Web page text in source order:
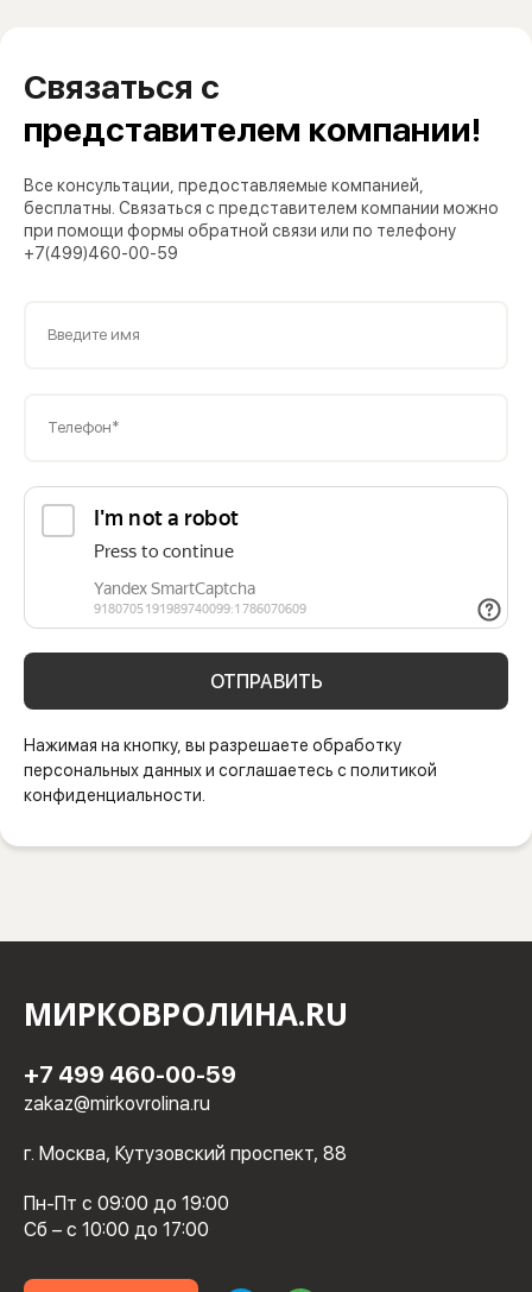
Связаться с
представителем компании!
Все консультации, предоставляемые компанией,
бесплатны. Связаться с представителем компании можно
при помощи формы обратной связи или по телефону
+7(499)460-00-59
Введите имя
Телефон*
ОТПРАВИТЬ
Нажимая на кнопку, вы разрешаете обработку
персональных данных и соглашаетесь с политикой
конфиденциальности.
МИРКОВРОЛИНА.RU
+7 499 460-00-59
zakaz@mirkovrolina.ru
г. Москва, Кутузовский проспект, 88
Пн-Пт с 09:00 до 19:00
Сб – с 10:00 до 17:00